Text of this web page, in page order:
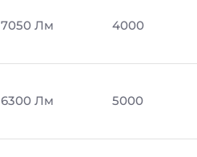
7050 Лм 4000
6300 Лм 5000